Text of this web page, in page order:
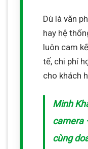
Dù là văn
hay hệ
luôn cam
tế, chi phí
cho khách
Minh
camera
cùng